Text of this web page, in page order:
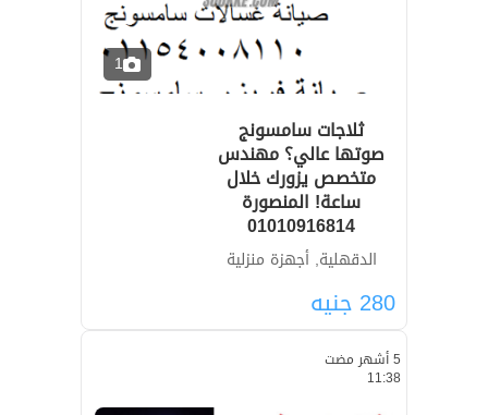
1
ثلاجات سامسونج
صوتها عالي؟ مهندس
متخصص يزورك خلال
ساعة! المنصورة
01010916814
الدقهلية, أجهزة منزلية
280 جنيه
5 أشهر مضت
11:38